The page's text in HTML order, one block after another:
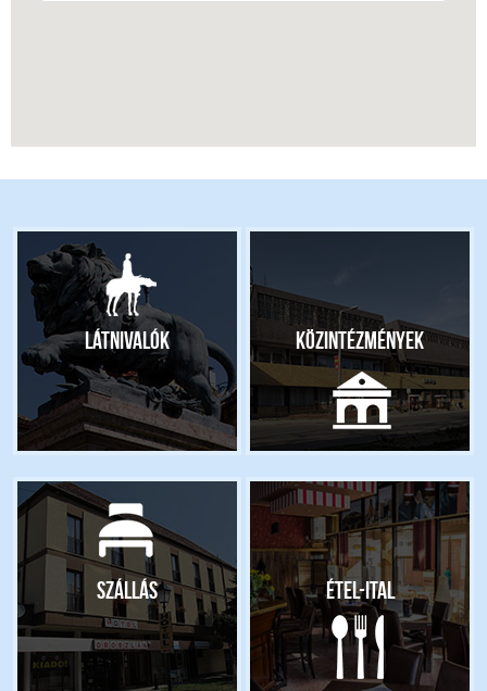
Látnivalók Közintézmények
Szállás Étel-ital